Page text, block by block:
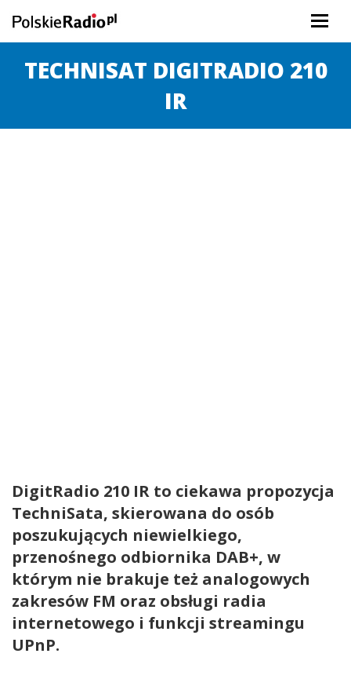
TECHNISAT DIGITRADIO 210
IR
DigitRadio 210 IR to ciekawa propozycja
TechniSata, skierowana do osób
poszukujących niewielkiego,
przenośnego odbiornika DAB+, w
którym nie brakuje też analogowych
zakresów FM oraz obsługi radia
internetowego i funkcji streamingu
UPnP.